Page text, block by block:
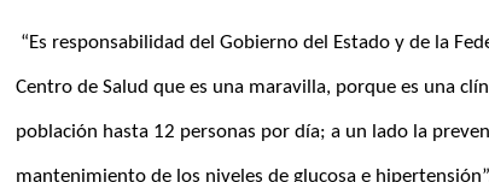
Centro de Salud que es una maravilla, porque es una
población hasta 12 personas por día; a un lado la
mantenimiento de los niveles de glucosa e